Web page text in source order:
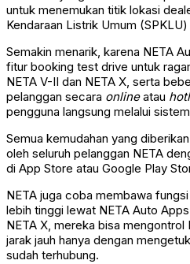
untuk menemukan titik lokasi
Kendaraan Listrik Umum
Semakin menarik, karena NETA
fitur booking test drive untuk
NETA V-II dan NETA X, serta
pelanggan secara onlineatau
pengguna langsung melalui
Semua kemudahan yang
oleh seluruh pelanggan NETA
di App Store atau Google Play
NETA juga coba membawa
lebih tinggi lewat NETA Auto
NETA X, mereka bisa mengontrol
jarak jauh hanya dengan
sudah terhubung.